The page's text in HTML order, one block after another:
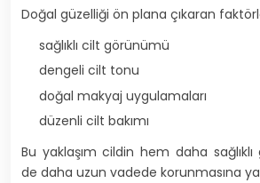
Doğal güzelliği ön plana çıkaran
sağlıklı cilt görünümü
dengeli cilt tonu
doğal makyaj uygulamaları
düzenli cilt bakımı
Bu yaklaşım cildin hem daha
de daha uzun vadede korunmasına